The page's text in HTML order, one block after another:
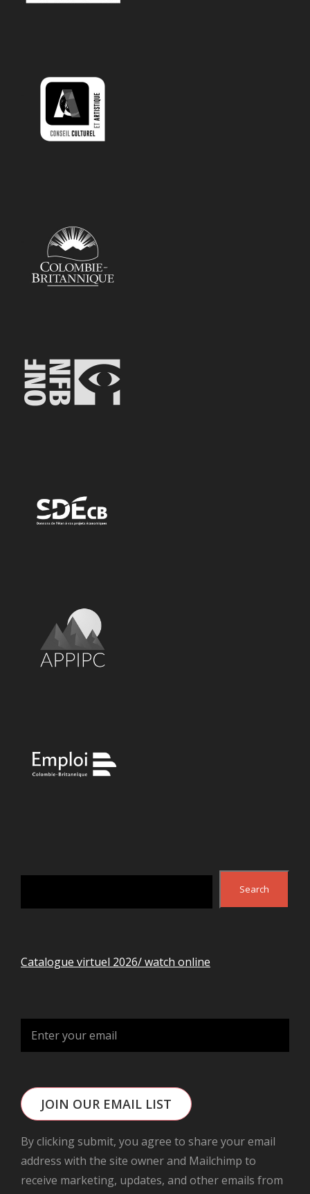
Search
Search
Catalogue virtuel 2026/ watch online
JOIN OUR EMAIL LIST
By clicking submit, you agree to share your email
address with the site owner and Mailchimp to
receive marketing, updates, and other emails from